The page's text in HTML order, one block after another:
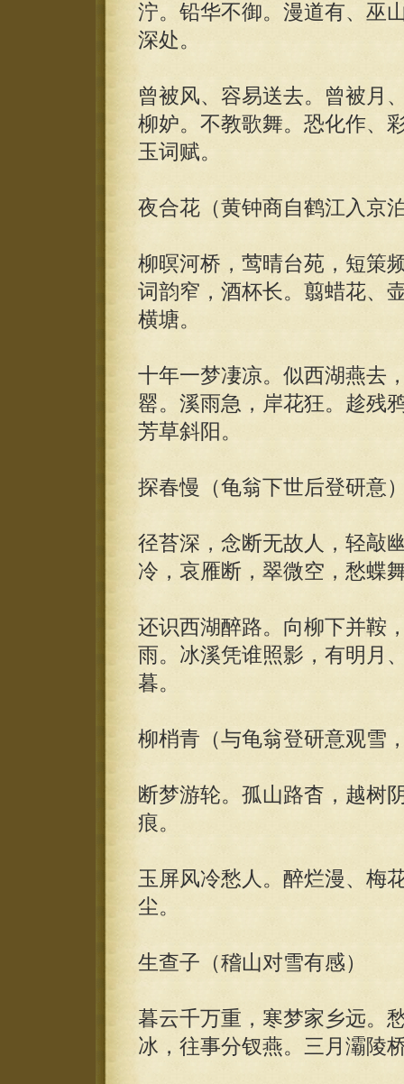
泞。铅华不御。漫道有、巫
深处。
曾被风、容易送去。曾被月
柳妒。不教歌舞。恐化作、
玉词赋。
夜合花（黄钟商自鹤江入京
柳暝河桥，莺晴台苑，短策
词韵窄，酒杯长。翦蜡花、
横塘。
十年一梦凄凉。似西湖燕去
罂。溪雨急，岸花狂。趁残
芳草斜阳。
探春慢（龟翁下世后登研意
径苔深，念断无故人，轻敲
冷，哀雁断，翠微空，愁蝶
还识西湖醉路。向柳下并鞍
雨。冰溪凭谁照影，有明月
暮。
柳梢青（与龟翁登研意观雪
断梦游轮。孤山路杳，越树
痕。
玉屏风冷愁人。醉烂漫、梅
尘。
生查子（稽山对雪有感）
暮云千万重，寒梦家乡远。
冰，往事分钗燕。三月灞陵